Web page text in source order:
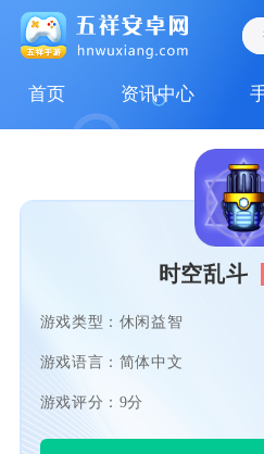
首页 资讯中心
时空乱斗
游戏类型：休闲益智
游戏语言：简体中文
游戏评分：9分